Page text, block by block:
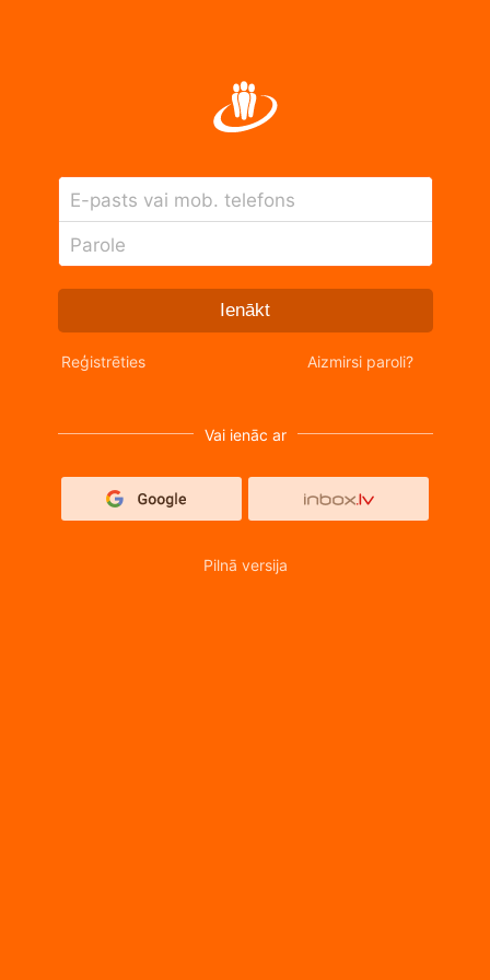
E-pasts vai mob. telefons
Parole
Ienākt
Reģistrēties Aizmirsi paroli?
Vai ienāc ar
Pilnā versija